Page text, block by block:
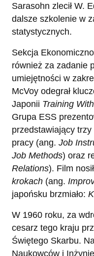
Sarasohn zlecił W.
dalsze szkolenie w
statystycznych.
Sekcja
również za zadanie
umiejętności w
McVoy odegrał
Japonii Training
Grupa ESS
przedstawiający
pracy (ang. Job
Job Methods) oraz
Relations). Film
krokach (ang.
japońsku brzmiało:
W 1960 roku, za
cesarz tego kraju
Świętego Skarbu.
Naukowców i